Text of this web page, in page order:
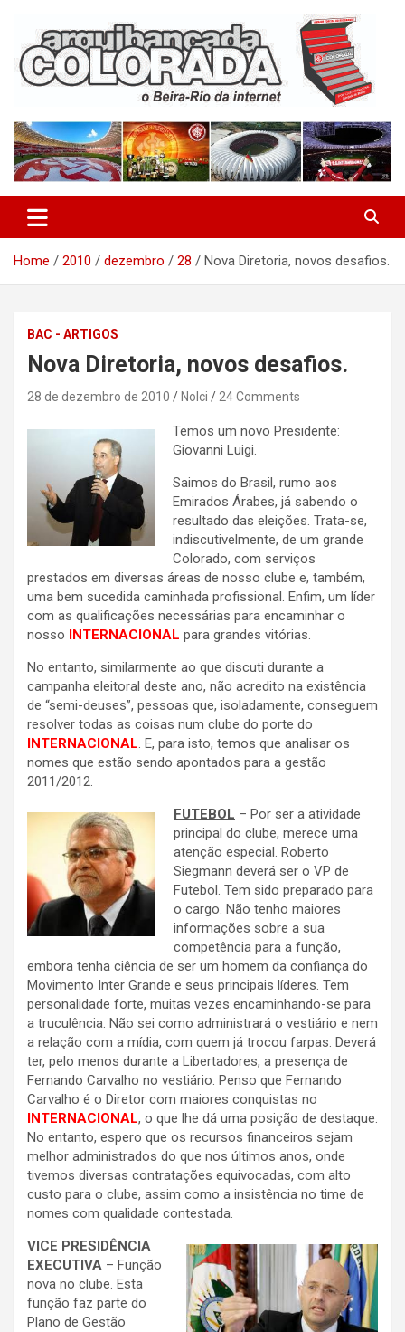
content
Arquibancada Colorada
Home 2010 dezembro 28 Nova Diretoria, novos desafios.
BAC - ARTIGOS
Nova Diretoria, novos desafios.
28 de dezembro de 2010 Nolci 24 Comments
Temos um novo Presidente:
Giovanni Luigi.
Saimos do Brasil, rumo aos
Emirados Árabes, já sabendo o
resultado das eleições. Trata-se,
indiscutivelmente, de um grande
Colorado, com serviços
prestados em diversas áreas de nosso clube e, também,
uma bem sucedida caminhada profissional. Enfim, um líder
com as qualificações necessárias para encaminhar o
nosso INTERNACIONAL para grandes vitórias.
No entanto, similarmente ao que discuti durante a
campanha eleitoral deste ano, não acredito na existência
de “semi-deuses”, pessoas que, isoladamente, conseguem
resolver todas as coisas num clube do porte do
INTERNACIONAL. E, para isto, temos que analisar os
nomes que estão sendo apontados para a gestão
2011/2012.
FUTEBOL – Por ser a atividade
principal do clube, merece uma
atenção especial. Roberto
Siegmann deverá ser o VP de
Futebol. Tem sido preparado para
o cargo. Não tenho maiores
informações sobre a sua
competência para a função,
embora tenha ciência de ser um homem da confiança do
Movimento Inter Grande e seus principais líderes. Tem
personalidade forte, muitas vezes encaminhando-se para
a truculência. Não sei como administrará o vestiário e nem
a relação com a mídia, com quem já trocou farpas. Deverá
ter, pelo menos durante a Libertadores, a presença de
Fernando Carvalho no vestiário. Penso que Fernando
Carvalho é o Diretor com maiores conquistas no
INTERNACIONAL, o que lhe dá uma posição de destaque.
No entanto, espero que os recursos financeiros sejam
melhor administrados do que nos últimos anos, onde
tivemos diversas contratações equivocadas, com alto
custo para o clube, assim como a insistência no time de
nomes com qualidade contestada.
VICE PRESIDÊNCIA
EXECUTIVA – Função
nova no clube. Esta
função faz parte do
Plano de Gestão